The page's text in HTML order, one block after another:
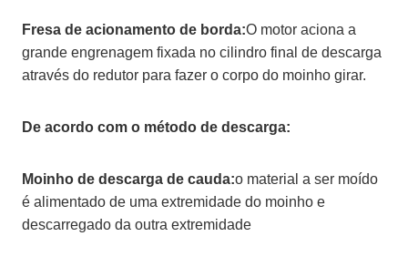
Fresa de acionamento de borda:O motor aciona a
grande engrenagem fixada no cilindro final de descarga
através do redutor para fazer o corpo do moinho girar.
De acordo com o método de descarga:
Moinho de descarga de cauda:o material a ser moído
é alimentado de uma extremidade do moinho e
descarregado da outra extremidade